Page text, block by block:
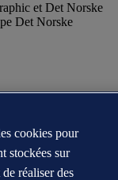
et Det Norske
Det Norske
cookies pour
stockées sur
réaliser des